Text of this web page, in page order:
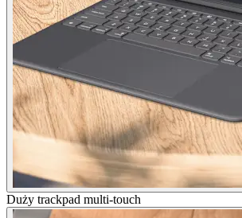
Duży trackpad multi-touch